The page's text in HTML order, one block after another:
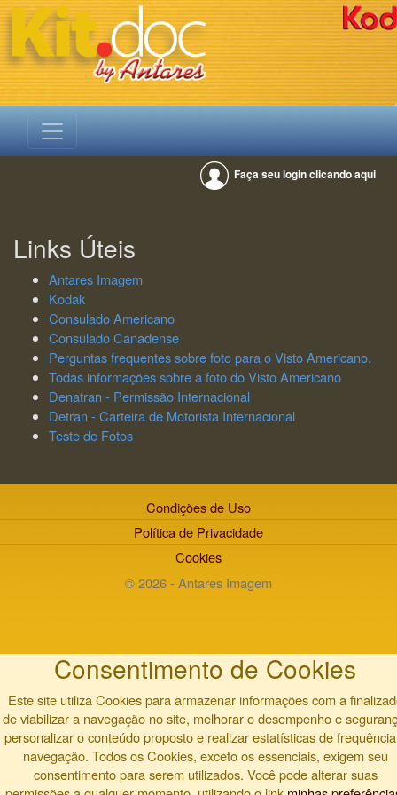
Faça seu login clicando aqui
Links Úteis
Antares Imagem
Kodak
Consulado Americano
Consulado Canadense
Perguntas frequentes sobre foto para o Visto Americano.
Todas informações sobre a foto do Visto Americano
Denatran - Permissão Internacional
Detran - Carteira de Motorista Internacional
Teste de Fotos
Consentimento de Cookies
Este site utiliza Cookies para armazenar informações com a
de viabilizar a navegação no site, melhorar o desempenho e
personalizar o conteúdo proposto e realizar estatísticas de
navegação. Todos os Cookies, exceto os essenciais, exigem seu
consentimento para serem utilizados. Você pode alterar suas
Condições de Uso
Política de Privacidade
Cookies
© 2026 - Antares Imagem